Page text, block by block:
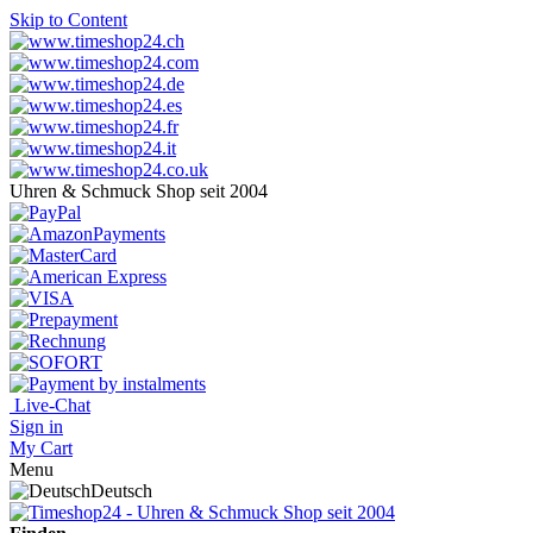
Skip to Content
Uhren & Schmuck Shop seit 2004
Live-Chat
Sign in
My Cart
Menu
Deutsch